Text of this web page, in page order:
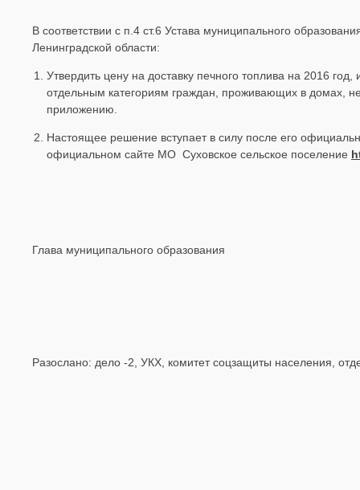
В соответствии с п.4 ст.6 Устава муниципального
Ленинградской области:
Утвердить цену на доставку печного топлива на 2016
отдельным категориям граждан, проживающих в домах,
приложению.
Настоящее решение вступает в силу после его
официальном сайте МО Суховское сельское поселение
Глава муниципального образования
Разослано: дело -2, УКХ, комитет соцзащиты населения,